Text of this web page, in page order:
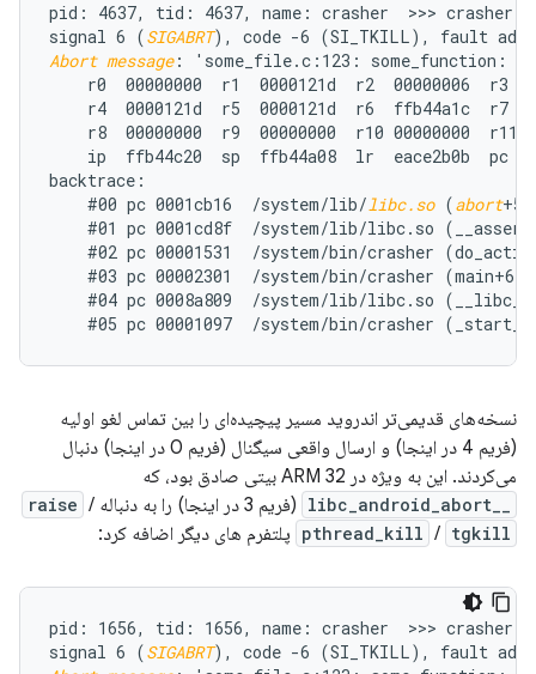
pid: 4637, tid: 4637, name: crasher  >>> crasher
signal 6 (SIGABRT
Abort message: 'some_file.c:123: some_function:
r0  00000000  r1  0000121d  r2  00000006  r3
r4  0000121d  r5  0000121d  r6  ffb44a1c  r7
r8  00000000  r9  00000000  r10 00000000  r11
ip  ffb44c20  sp  ffb44a08  lr  eace2b0b  pc
backtrace:
    #00 pc 0001cb16  /system/lib/
libc.so (abort
#01 pc 0001cd8f  /system/lib/libc.so
#02 pc 00001531  /system/bin/crasher
    #03 pc 00002301  /system/bin/crasher (main+68)
#04 pc 0008a809  /system/lib/libc.so
نسخه‌های قدیمی‌تر اندروید مسیر پیچیده‌ای را بین تماس لغو اولیه
(فریم 4 در اینجا) و ارسال واقعی سیگنال (فریم 0 در اینجا) دنبال
می‌کردند. این به ویژه در ARM 32 بیتی صادق بود، که
(فریم 3 در اینجا) را به دنباله raise /
pthread_kill / tgkill پلتفرم های دیگر اضافه کرد:
pid: 1656, tid: 1656, name: crasher  >>> crasher
signal 6 (SIGABRT